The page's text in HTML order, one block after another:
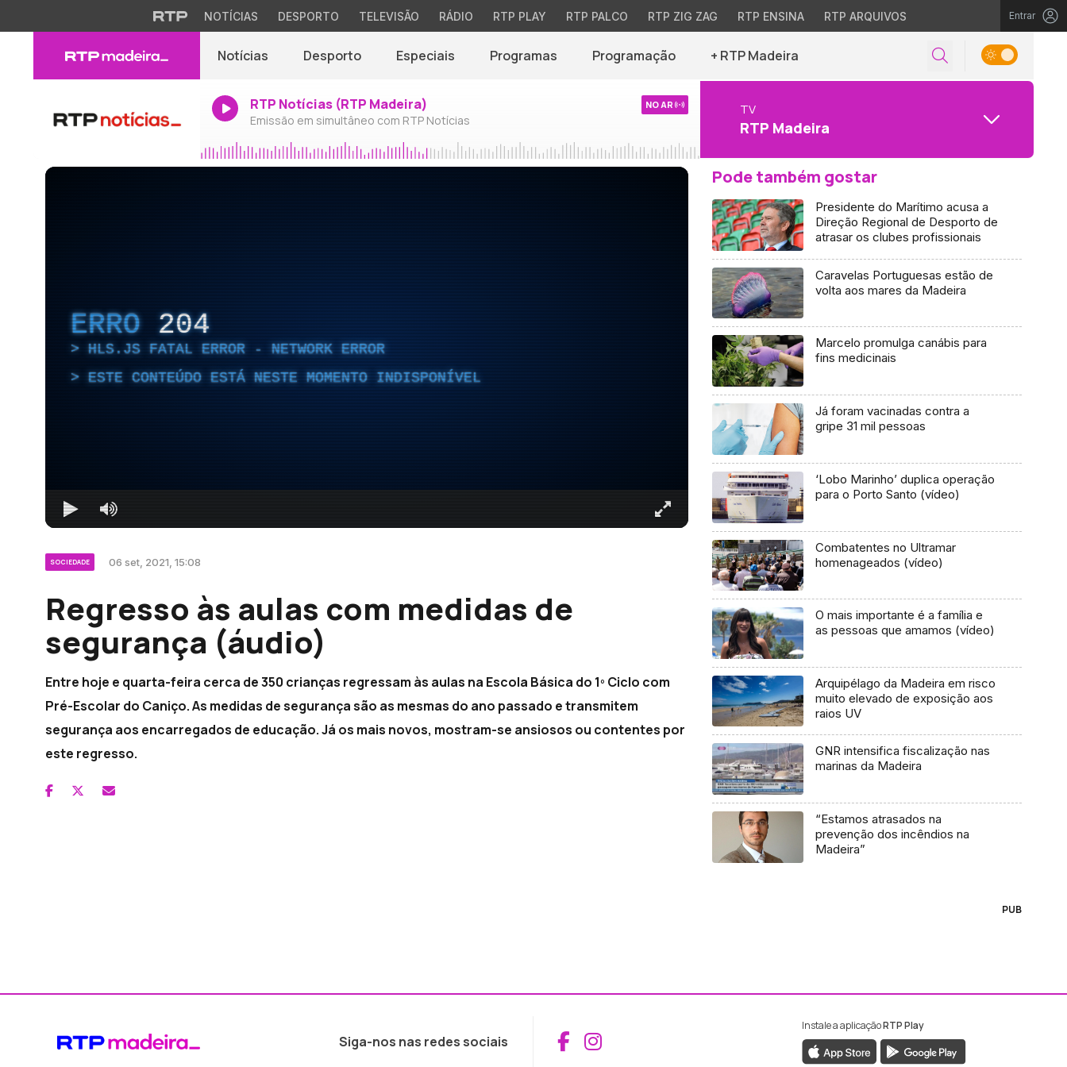
NOTÍCIAS DESPORTO TELEVISÃO RÁDIO RTP PLAY RTP PALCO RTP ZIG ZAG RTP ENSINA RTP ARQUIVOS Entrar
Notícias Desporto Especiais Programas Programação + RTP Madeira
RTP Notícias (RTP Madeira)
Emissão em simultâneo com RTP Notícias
NO AR TV
RTP Madeira
ERRO 204
HLS.JS FATAL ERROR - NETWORK ERROR
ESTE CONTEÚDO ESTÁ NESTE MOMENTO INDISPONÍVEL
SOCIEDADE 06 set, 2021, 15:08
Regresso às aulas com medidas de
segurança (áudio)
Entre hoje e quarta-feira cerca de 350 crianças regressam às aulas na Escola Básica do 1º Ciclo com
Pré-Escolar do Caniço. As medidas de segurança são as mesmas do ano passado e transmitem
segurança aos encarregados de educação. Já os mais novos, mostram-se ansiosos ou contentes por
este regresso.
Pode também gostar
Presidente do Marítimo acusa a
Direção Regional de Desporto de
atrasar os clubes profissionais
Caravelas Portuguesas estão de
volta aos mares da Madeira
Marcelo promulga canábis para
fins medicinais
Já foram vacinadas contra a
gripe 31 mil pessoas
‘Lobo Marinho’ duplica operação
para o Porto Santo (vídeo)
Combatentes no Ultramar
homenageados (vídeo)
O mais importante é a família e
as pessoas que amamos (vídeo)
Arquipélago da Madeira em risco
muito elevado de exposição aos
raios UV
GNR intensifica fiscalização nas
marinas da Madeira
“Estamos atrasados na
prevenção dos incêndios na
Madeira”
PUB
Siga-nos nas redes sociais Aceder ao Facebook da RTP Madeira
Aceder ao Instagram da RTP Madeira
Instale a aplicaçãoRTP Play